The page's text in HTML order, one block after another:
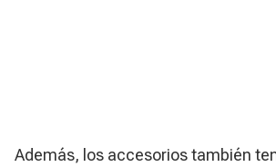
Además, los accesorios también